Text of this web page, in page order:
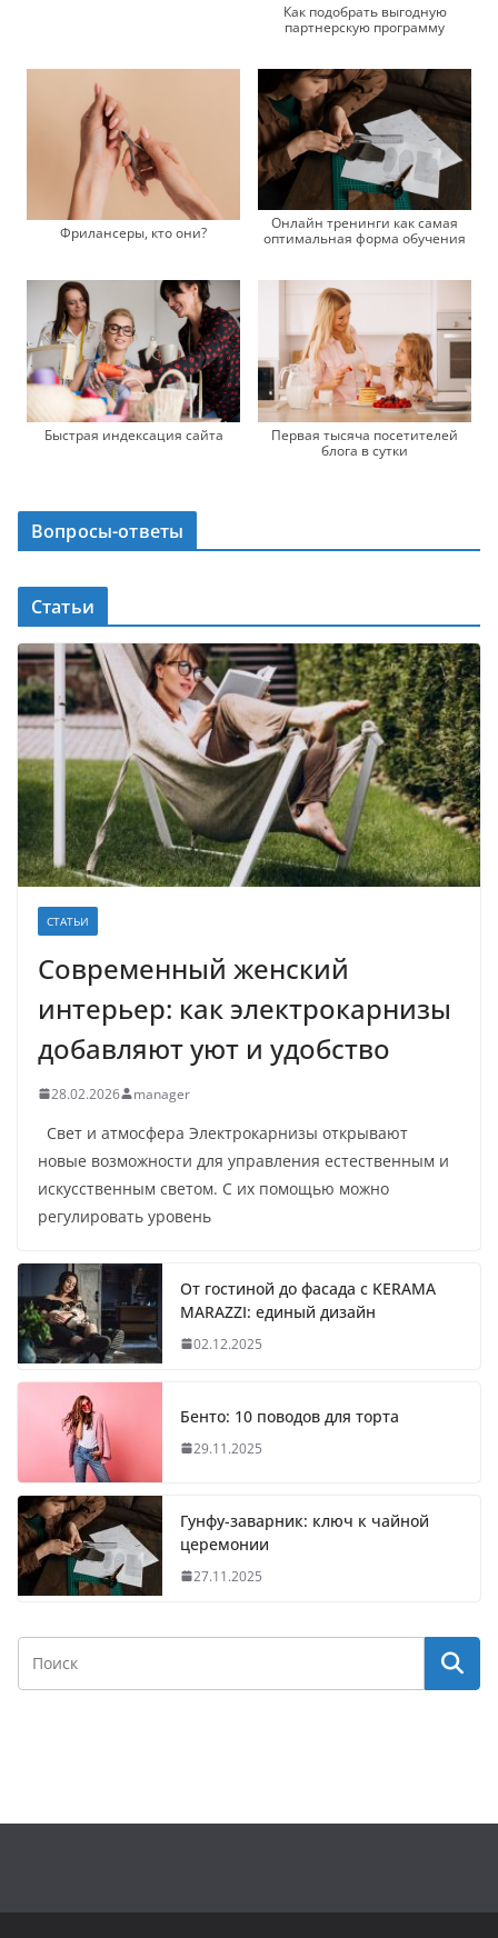
Как подобрать выгодную
партнерскую программу
Фрилансеры, кто они?
Онлайн тренинги как самая
оптимальная форма обучения
Быстрая индексация сайта
Первая тысяча посетителей
блога в сутки
Вопросы-ответы
Статьи
СТАТЬИ
Современный женский
интерьер: как электрокарнизы
добавляют уют и удобство
28.02.2026 manager
Свет и атмосфера Электрокарнизы открывают
новые возможности для управления естественным и
искусственным светом. С их помощью можно
регулировать уровень
От гостиной до фасада с KERAMA
MARAZZI: единый дизайн
02.12.2025
Бенто: 10 поводов для торта
29.11.2025
Гунфу-заварник: ключ к чайной
церемонии
27.11.2025